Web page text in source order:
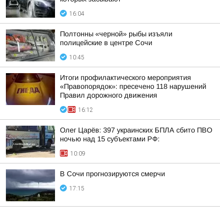
16:04
Полтонны «черной» рыбы изъяли
полицейские в центре Сочи
10:45
Итоги профилактического мероприятия
«Правопорядок»: пресечено 118 нарушений
Правил дорожного движения
16:12
Олег Царёв: 397 украинских БПЛА сбито ПВО
ночью над 15 субъектами РФ:
10:09
В Сочи прогнозируются смерчи
17:15